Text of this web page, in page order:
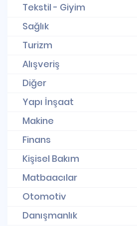
Tekstil - Giyim
Sağlık
Turizm
Alışveriş
Diğer
Yapı İnşaat
Makine
Finans
Kişisel Bakım
Matbaacılar
Otomotiv
Danışmanlık